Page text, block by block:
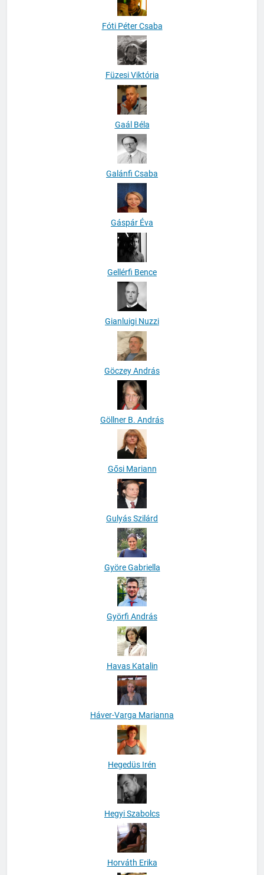
Fóti Péter Csaba
Füzesi Viktória
Gaál Béla
Galánfi Csaba
Gáspár Éva
Gellérfi Bence
Gianluigi Nuzzi
Göczey András
Göllner B. András
Gősi Mariann
Gulyás Szilárd
Györe Gabriella
Györfi András
Havas Katalin
Háver-Varga Marianna
Hegedüs Irén
Hegyi Szabolcs
Horváth Erika